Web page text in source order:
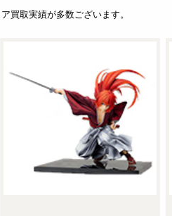
買取実績が多数ございます。